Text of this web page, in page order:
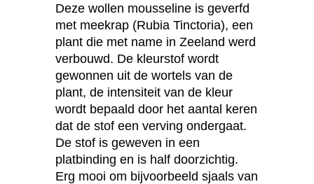
Deze wollen mousseline is geverfd
met meekrap (Rubia Tinctoria), een
plant die met name in Zeeland werd
verbouwd. De kleurstof wordt
gewonnen uit de wortels van de
plant, de intensiteit van de kleur
wordt bepaald door het aantal keren
dat de stof een verving ondergaat.
De stof is geweven in een
platbinding en is half doorzichtig.
Erg mooi om bijvoorbeeld sjaals van